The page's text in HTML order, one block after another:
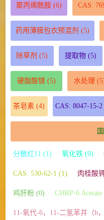
聚丙烯酰胺(6) CAS:
药用薄膜包衣预混剂 (5)
除草剂 (5) 提取物(5)
硬脂酸镁(5) 水处理
茶皂素 (4) CAS: 8047-15-2
分散红11 (1) 氧化铁 (0)
CAS: 530-62-1 (1) 肉桂酸
鸡肝粉 (0) GHRP-6 Acetate
11-氧代-6，11-二氢苯并（b